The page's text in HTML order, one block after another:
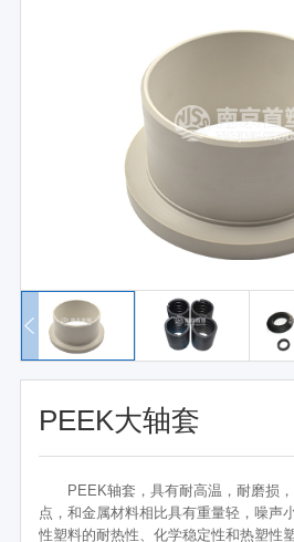
PEEK大轴套
PEEK轴套，具有耐高温，耐磨损
点，和金属材料相比具有重量轻，噪声
性塑料的耐热性、化学稳定性和热塑性